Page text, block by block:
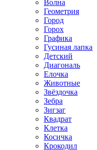
Волна
Геометрия
Город
Горох
Графика
Гусиная лапка
Детский
Диагональ
Елочка
Животные
Звёздочка
Зебра
Зигзаг
Квадрат
Клетка
Косичка
Крокодил